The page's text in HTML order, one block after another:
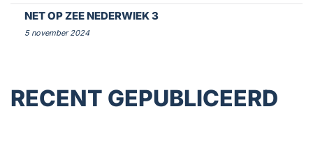
NET OP ZEE NEDERWIEK 3
5 november 2024
RECENT GEPUBLICEERD